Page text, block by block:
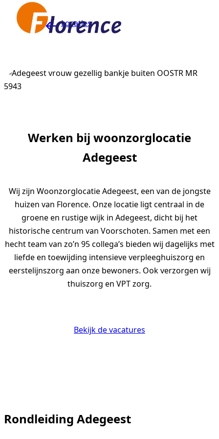
Naar hoofdinhoud
Locaties
Werken bij woonzorglocatie
Adegeest
Wij zijn Woonzorglocatie Adegeest, een van de jongste
huizen van Florence. Onze locatie ligt centraal in de
groene en rustige wijk in Adegeest, dicht bij het
historische centrum van Voorschoten. Samen met een
hecht team van zo’n 95 collega’s bieden wij dagelijks met
liefde en toewijding intensieve verpleeghuiszorg en
eerstelijnszorg aan onze bewoners. Ook verzorgen wij
thuiszorg en VPT zorg.
Bekijk de vacatures
Rondleiding Adegeest